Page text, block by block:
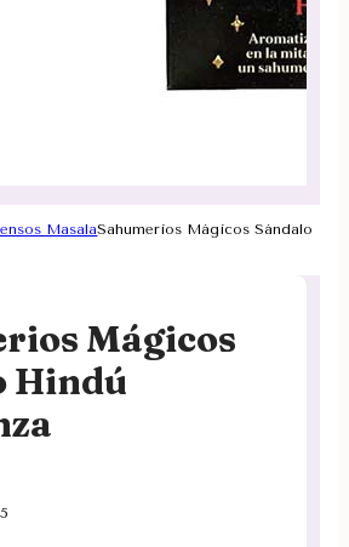
MasalaSahumerios Mágicos Sándalo
Mágicos
Hindú